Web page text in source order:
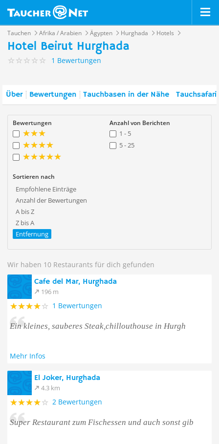
Tauchen Afrika / Arabien Ägypten Hurghada Hotels
Hotel Beirut Hurghada
1 Bewertungen
Über Bewertungen Tauchbasen in der Nähe
Bewertungen Anzahl von Berichten
1 - 5
5 - 25
Sortieren nach
Empfohlene Einträge
Anzahl der Bewertungen
A bis Z
Z bis A
Entfernung
Wir haben 10 Restaurants für dich gefunden
Cafe del Mar, Hurghada
196 m
1 Bewertungen
Ein kleines, sauberes Steak,chillouthouse in Hurgh
Mehr Infos
El Joker, Hurghada
4.3 km
2 Bewertungen
Super Restaurant zum Fischessen und auch sonst gib